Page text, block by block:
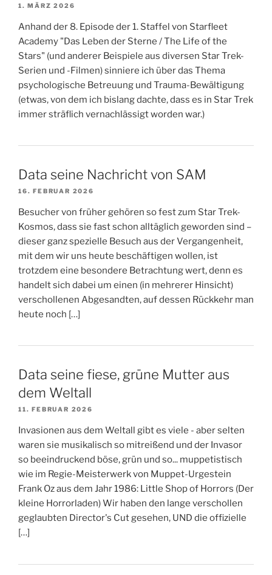
1. MÄRZ 2026
Anhand der 8. Episode der 1. Staffel von Starfleet
Academy "Das Leben der Sterne / The Life of the
Stars" (und anderer Beispiele aus diversen Star Trek-
Serien und -Filmen) sinniere ich über das Thema
psychologische Betreuung und Trauma-Bewältigung
(etwas, von dem ich bislang dachte, dass es in Star Trek
immer sträflich vernachlässigt worden war.)
Data seine Nachricht von SAM
16. FEBRUAR 2026
Besucher von früher gehören so fest zum Star Trek-
Kosmos, dass sie fast schon alltäglich geworden sind –
dieser ganz spezielle Besuch aus der Vergangenheit,
mit dem wir uns heute beschäftigen wollen, ist
trotzdem eine besondere Betrachtung wert, denn es
handelt sich dabei um einen (in mehrerer Hinsicht)
verschollenen Abgesandten, auf dessen Rückkehr man
heute noch […]
Data seine fiese, grüne Mutter aus
dem Weltall
11. FEBRUAR 2026
Invasionen aus dem Weltall gibt es viele - aber selten
waren sie musikalisch so mitreißend und der Invasor
so beeindruckend böse, grün und so... muppetistisch
wie im Regie-Meisterwerk von Muppet-Urgestein
Frank Oz aus dem Jahr 1986: Little Shop of Horrors (Der
kleine Horrorladen) Wir haben den lange verschollen
geglaubten Director's Cut gesehen, UND die offizielle
[…]